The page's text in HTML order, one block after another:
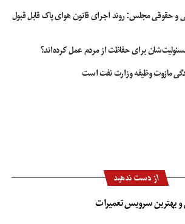
حقوقی مجلس: روند اجرای قانون هوای پاک قابل قبول
برای حفاظت از مردم عمل کرده‌اند؟
مازوت وظیفه وزارت نفت است
از دست ندهید
و بهترین سرویس تعمیرات